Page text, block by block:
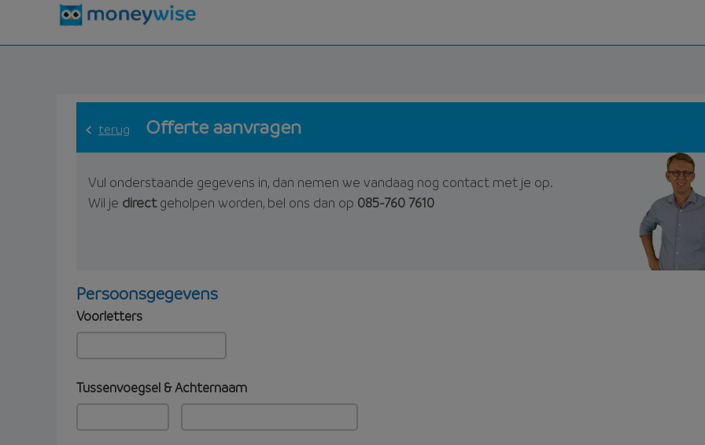
terug Offerte aanvragen
Vul onderstaande gegevens in, dan nemen we vandaag nog contact met je op.
Wil je directgeholpen worden, bel ons dan op 085-760 7610
Persoonsgegevens
Voorletters
Tussenvoegsel & Achternaam